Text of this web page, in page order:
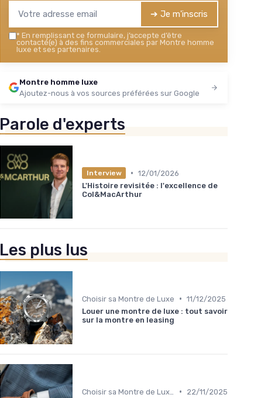
➔ Je m'inscris
* En remplissant ce formulaire, j’accepte d’être
contacté(e) à des fins commerciales par Montre homme
luxe et ses partenaires.
Montre homme luxe
Ajoutez-nous à vos sources préférées sur Google
Parole d'experts
Interview • 12/01/2026
L'Histoire revisitée : l'excellence de
Col&MacArthur
Les plus lus
Choisir sa Montre de Luxe • 11/12/2025
Louer une montre de luxe : tout savoir
sur la montre en leasing
•
22/11/2025